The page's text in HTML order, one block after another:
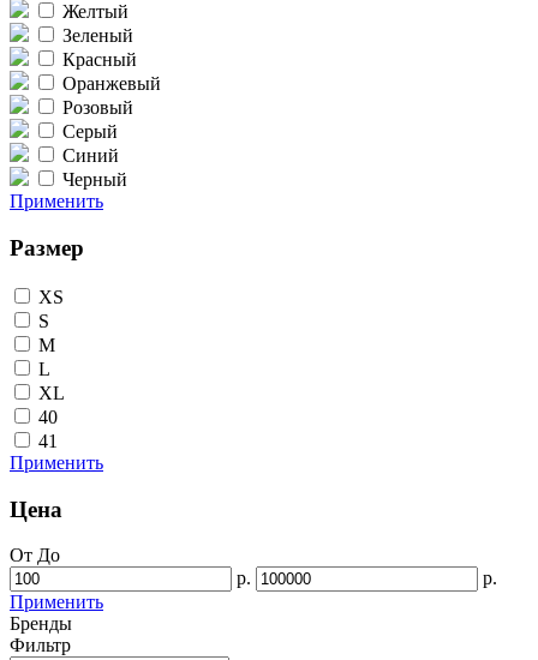
Желтый
Зеленый
Красный
Оранжевый
Розовый
Серый
Синий
Черный
Применить
Размер
XS
S
M
L
XL
40
41
Применить
Цена
От До
р.
р.
Применить
Бренды
Фильтр